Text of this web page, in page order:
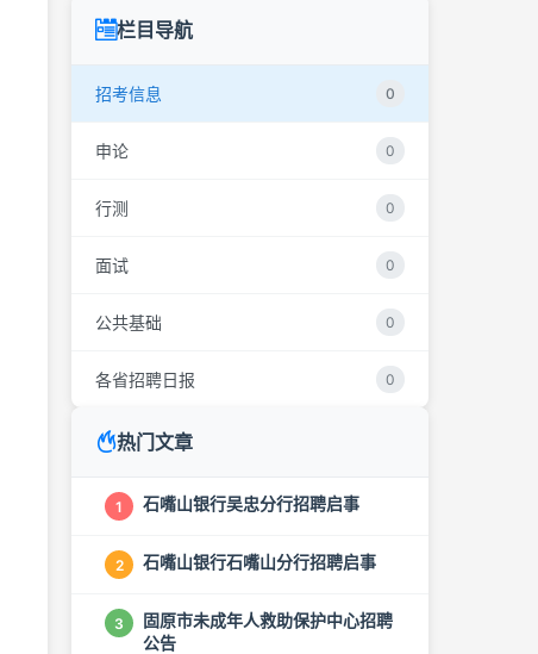
栏目导航
招考信息 0
申论 0
行测 0
面试 0
公共基础 0
各省招聘日报 0
热门文章
1 石嘴山银行吴忠分行招聘启事
2 石嘴山银行石嘴山分行招聘启事
3
固原市未成年人救助保护中心招聘
公告